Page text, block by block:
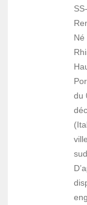
Né
du